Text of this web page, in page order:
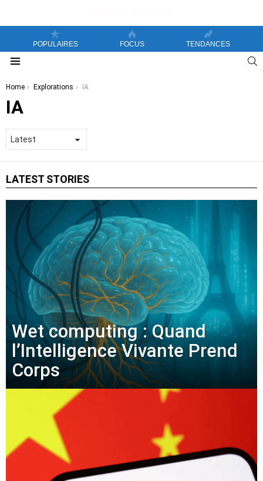
POPULAIRES FOCUS TENDANCES
You are here:
Home Explorations IA
IA
LATEST STORIES
Wet computing : Quand
l’Intelligence Vivante Prend
Corps